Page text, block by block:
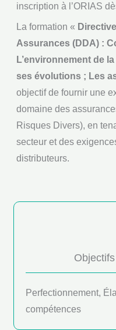
inscription à l’ORIAS
La formation «
Assurances (DDA) :
L’environnement de
ses évolutions ; Les
objectif de fournir une
domaine des
Risques Divers), en
secteur et des
distributeurs.
Perfectionnement,
compétences